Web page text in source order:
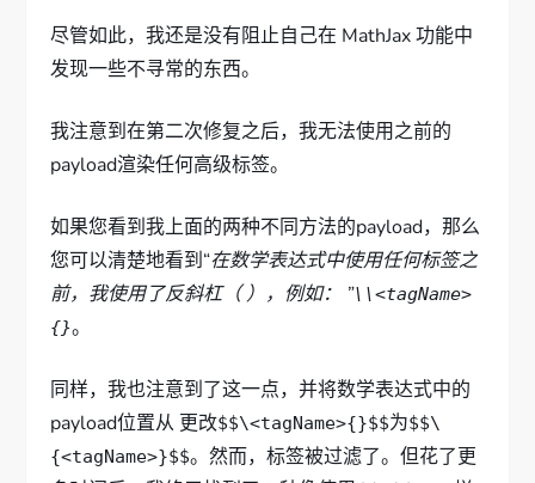
尽管如此，我还是没有阻止自己在 MathJax 功能中
发现一些不寻常的东西。
我注意到在第二次修复之后，我无法使用之前的
payload渲染任何高级标签。
如果您看到我上面的两种不同方法的payload，那么
您可以清楚地看到“在数学表达式中使用任何标签之
前， 我使用了反斜杠（ ），例如： ”\ \<tagName>
{}。
同样，我也注意到了这一点，并将数学表达式中的
payload位置从 更改$$\<tagName>{}$$为$$\
{<tagName>}$$。然而，标签被过滤了。但花了更